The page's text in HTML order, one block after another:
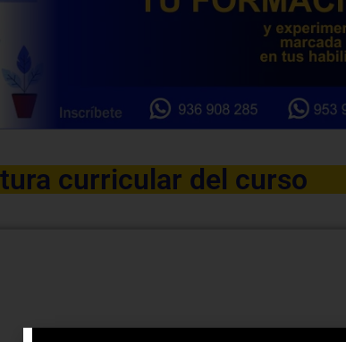
curricular del curso